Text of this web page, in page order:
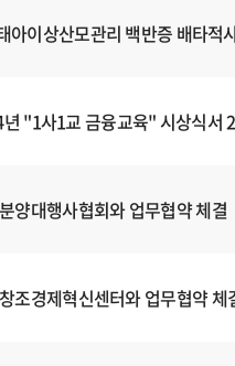
아이상산모관리 백반증 배타적
"1사1교 금융교육" 시상식서
양대행사협회와 업무협약 체결
조경제혁신센터와 업무협약 체